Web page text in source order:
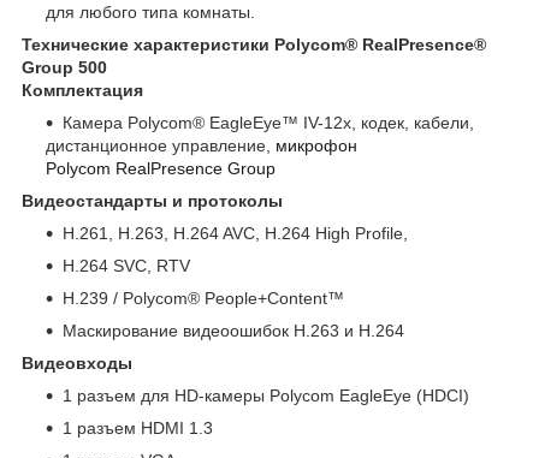
для любого типа комнаты.
Технические характеристики Polycom® RealPresence®
Group 500
Комплектация
Камера Polycom® EagleEye™ IV-12x, кодек, кабели,
дистанционное управление, микрофон
Polycom RealPresence Group
Видеостандарты и протоколы
H.261, H.263, H.264 AVC, H.264 High Profile,
H.264 SVC, RTV
H.239 / Polycom® People+Content™
Маскирование видеоошибок H.263 и H.264
Видеовходы
1 разъем для HD-камеры Polycom EagleEye (HDCI)
1 разъем HDMI 1.3